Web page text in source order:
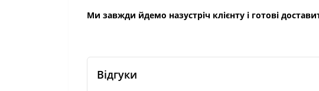
Ми завжди йдемо назустріч клієнту і готові
Відгуки